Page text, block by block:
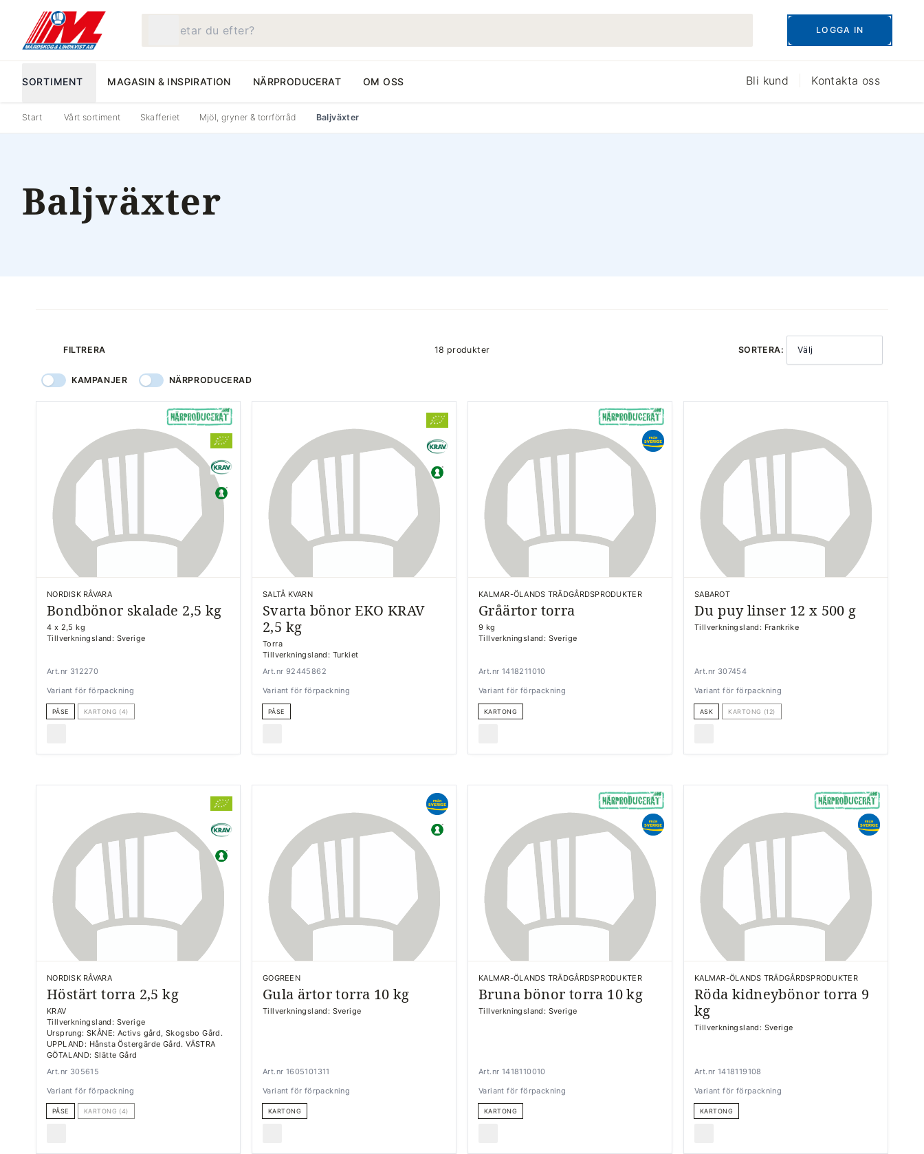
LOGGA IN
SORTIMENT MAGASIN & INSPIRATION NÄRPRODUCERAT OM OSS Bli kund Kontakta oss
Start Vårt sortiment Skafferiet Mjöl, gryner & torrförråd Baljväxter
Baljväxter
FILTRERA 18 produkter SORTERA: Välj
KAMPANJER NÄRPRODUCERAD
NORDISK RÅVARA
Bondbönor skalade 2,5 kg
4 x 2,5 kg
Tillverkningsland: Sverige
Art.nr 312270
Variant för förpackning
PÅSE KARTONG (4)
SALTÅ KVARN
Svarta bönor EKO KRAV
2,5 kg
Torra
Tillverkningsland: Turkiet
Art.nr 92445862
Variant för förpackning
PÅSE
KALMAR-ÖLANDS TRÄDGÅRDSPRODUKTER
Gråärtor torra
9 kg
Tillverkningsland: Sverige
Art.nr 1418211010
Variant för förpackning
KARTONG
SABAROT
Du puy linser 12 x 500 g
Tillverkningsland: Frankrike
Art.nr 307454
Variant för förpackning
ASK KARTONG (12)
NORDISK RÅVARA
Höstärt torra 2,5 kg
KRAV
Tillverkningsland: Sverige
Ursprung: SKÅNE: Activs gård, Skogsbo Gård.
UPPLAND: Hånsta Östergärde Gård. VÄSTRA
GÖTALAND: Slätte Gård
Art.nr 305615
Variant för förpackning
PÅSE KARTONG (4)
GOGREEN
Gula ärtor torra 10 kg
Tillverkningsland: Sverige
Art.nr 1605101311
Variant för förpackning
KARTONG
KALMAR-ÖLANDS TRÄDGÅRDSPRODUKTER
Bruna bönor torra 10 kg
Tillverkningsland: Sverige
Art.nr 1418110010
Variant för förpackning
KARTONG
KALMAR-ÖLANDS TRÄDGÅRDSPRODUKTER
Röda kidneybönor torra 9
kg
Tillverkningsland: Sverige
Art.nr 1418119108
Variant för förpackning
KARTONG